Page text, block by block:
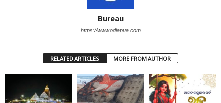
Bureau
https://www.odiapua.com
RELATED ARTICLES MORE FROM AUTHOR